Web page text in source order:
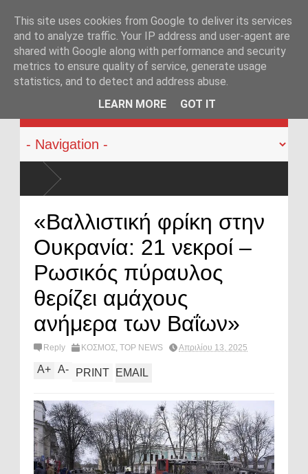
KATEHACKER
«Βαλλιστική φρίκη στην
Ουκρανία: 21 νεκροί –
Ρωσικός πύραυλος
θερίζει αμάχους
ανήμερα των Βαΐων»
Reply ΚΟΣΜΟΣ, TOP NEWS Απριλίου 13, 2025
A+ A- PRINT EMAIL
This site uses cookies from Google to deliver its services
and to analyze traffic. Your IP address and user-agent are
shared with Google along with performance and security
metrics to ensure quality of service, generate usage
statistics, and to detect and address abuse.
LEARN MORE
GOT IT